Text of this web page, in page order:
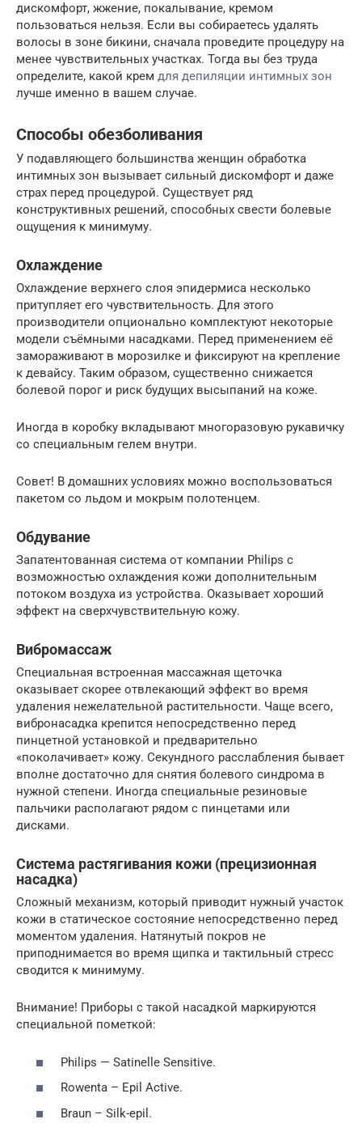
дискомфорт, жжение, покалывание, кремом
пользоваться нельзя. Если вы собираетесь удалять
волосы в зоне бикини, сначала проведите процедуру на
менее чувствительных участках. Тогда вы без труда
определите, какой крем для депиляции интимных зон
лучше именно в вашем случае.
Способы обезболивания
У подавляющего большинства женщин обработка
интимных зон вызывает сильный дискомфорт и даже
страх перед процедурой. Существует ряд
конструктивных решений, способных свести болевые
ощущения к минимуму.
Охлаждение
Охлаждение верхнего слоя эпидермиса несколько
притупляет его чувствительность. Для этого
производители опционально комплектуют некоторые
модели съёмными насадками. Перед применением её
замораживают в морозилке и фиксируют на крепление
к девайсу. Таким образом, существенно снижается
болевой порог и риск будущих высыпаний на коже.
Иногда в коробку вкладывают многоразовую рукавичку
со специальным гелем внутри.
Совет! В домашних условиях можно воспользоваться
пакетом со льдом и мокрым полотенцем.
Обдувание
Запатентованная система от компании Philips с
возможностью охлаждения кожи дополнительным
потоком воздуха из устройства. Оказывает хороший
эффект на сверхчувствительную кожу.
Вибромассаж
Специальная встроенная массажная щеточка
оказывает скорее отвлекающий эффект во время
удаления нежелательной растительности. Чаще всего,
вибронасадка крепится непосредственно перед
пинцетной установкой и предварительно
«поколачивает» кожу. Секундного расслабления бывает
вполне достаточно для снятия болевого синдрома в
нужной степени. Иногда специальные резиновые
пальчики располагают рядом с пинцетами или
дисками.
Система растягивания кожи (прецизионная
насадка)
Сложный механизм, который приводит нужный участок
кожи в статическое состояние непосредственно перед
моментом удаления. Натянутый покров не
приподнимается во время щипка и тактильный стресс
сводится к минимуму.
Внимание! Приборы с такой насадкой маркируются
специальной пометкой:
Philips — Satinelle Sensitive.
Rowenta – Epil Active.
Braun – Silk-epil.